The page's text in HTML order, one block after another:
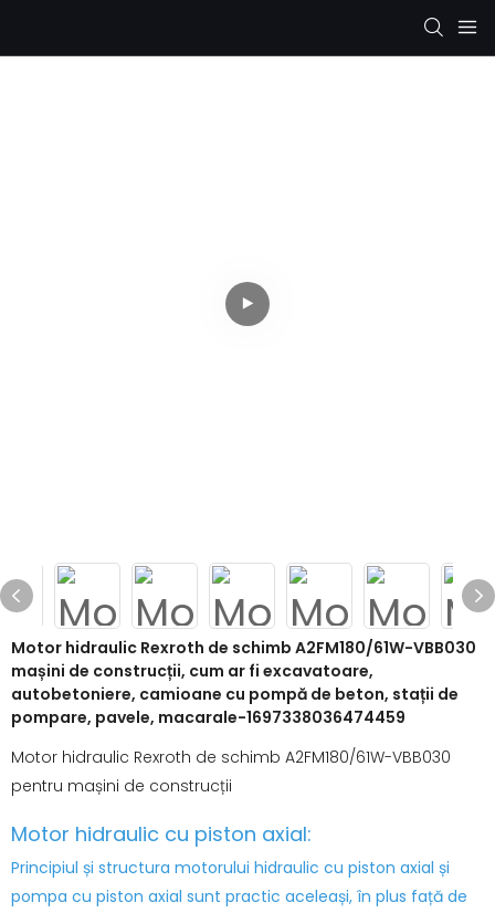
Motor hidraulic Rexroth de schimb A2FM180/61W-VBB030
mașini de construcții, cum ar fi excavatoare,
autobetoniere, camioane cu pompă de beton, stații de
pompare, pavele, macarale-1697338036474459
Motor hidraulic Rexroth de schimb A2FM180/61W-VBB030
pentru mașini de construcții
Motor hidraulic cu piston axial:
Principiul și structura motorului hidraulic cu piston axial și
pompa cu piston axial sunt practic aceleași, în plus față de